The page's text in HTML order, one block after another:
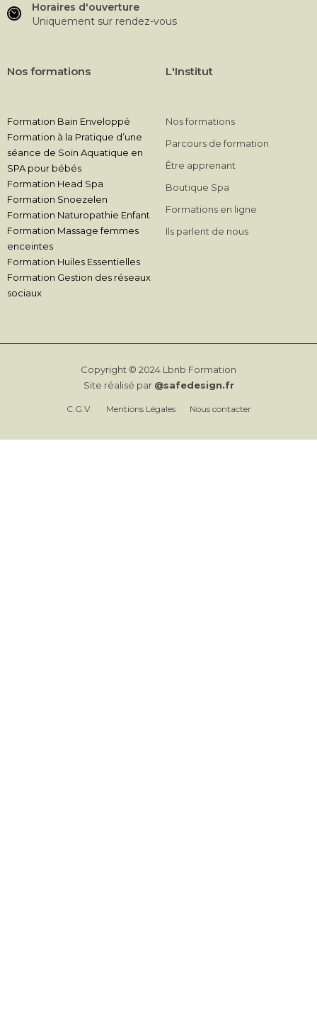
Horaires d'ouverture
Uniquement sur rendez-vous
Nos formations
Formation Bain Enveloppé
Formation à la Pratique d’une
séance de Soin Aquatique en
SPA pour bébés
Formation Head Spa
Formation Snoezelen
Formation Naturopathie Enfant
Formation Massage femmes
enceintes
Formation Huiles Essentielles
Formation Gestion des réseaux
sociaux
L'Institut
Nos formations
Parcours de formation
Être apprenant
Boutique Spa
Formations en ligne
Ils parlent de nous
Copyright © 2024 Lbnb Formation
Site réalisé par @safedesign.fr
C.G.V. Mentions Légales Nous contacter